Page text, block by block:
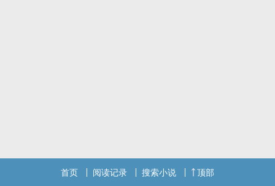
首页 阅读记录 搜索小说 顶部